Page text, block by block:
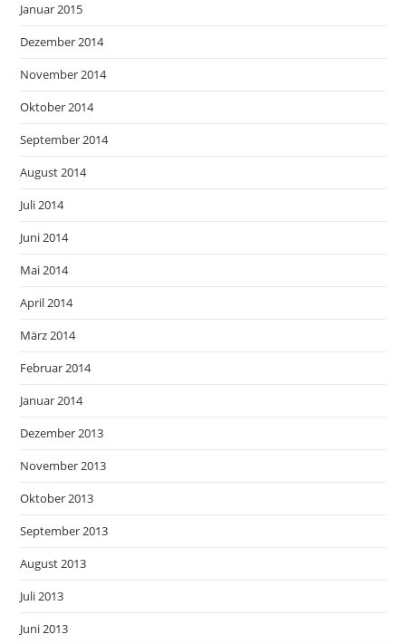
Januar 2015
Dezember 2014
November 2014
Oktober 2014
September 2014
August 2014
Juli 2014
Juni 2014
Mai 2014
April 2014
März 2014
Februar 2014
Januar 2014
Dezember 2013
November 2013
Oktober 2013
September 2013
August 2013
Juli 2013
Juni 2013